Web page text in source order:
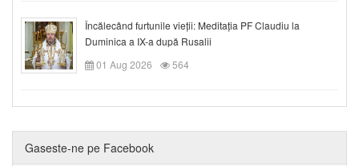
Încălecând furtunile vieții: Meditația PF Claudiu la
Duminica a IX-a după Rusalii
01 Aug 2026
564
Gaseste-ne pe Facebook